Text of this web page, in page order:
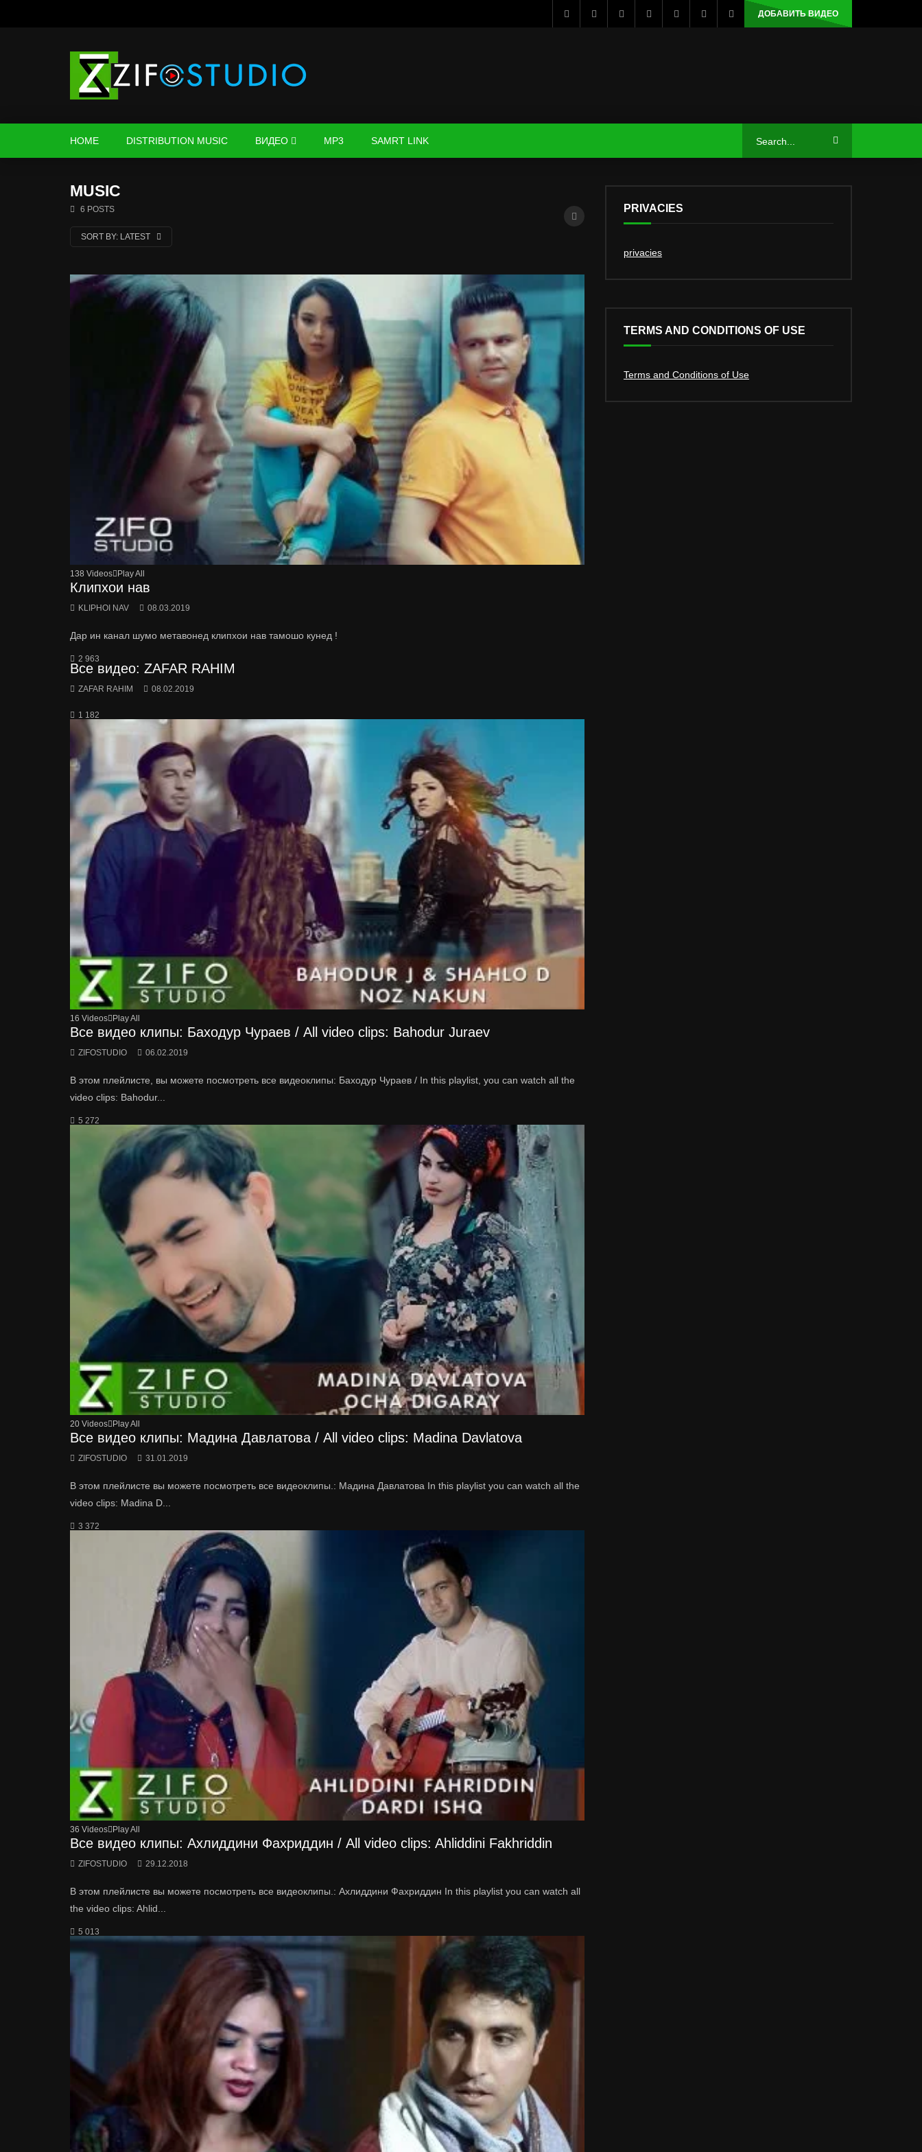
ДОБАВИТЬ ВИДЕО
HOME DISTRIBUTION MUSIC ВИДЕО MP3 SAMRT LINK
MUSIC
6 POSTS
SORT BY: LATEST
138 Videos Play All
Клипхои нав
KLIPHOI NAV 08.03.2019
Дар ин канал шумо метавонед клипхои нав тамошо кунед !
2 963
Все видео: ZAFAR RAHIM
ZAFAR RAHIM 08.02.2019
1 182
16 Videos Play All
Все видео клипы: Баходур Чураев / All video clips: Bahodur Juraev
ZIFOSTUDIO 06.02.2019
В этом плейлисте, вы можете посмотреть все видеоклипы: Баходур Чураев / In this playlist, you can watch all the
video clips: Bahodur...
5 272
20 Videos Play All
Все видео клипы: Мадина Давлатова / All video clips: Madina Davlatova
ZIFOSTUDIO 31.01.2019
В этом плейлисте вы можете посмотреть все видеоклипы.: Мадина Давлатова In this playlist you can watch all the
video clips: Madina D...
3 372
36 Videos Play All
Все видео клипы: Ахлиддини Фахриддин / All video clips: Ahliddini Fakhriddin
ZIFOSTUDIO 29.12.2018
В этом плейлисте вы можете посмотреть все видеоклипы.: Ахлиддини Фахриддин In this playlist you can watch all
the video clips: Ahlid...
5 013
PRIVACIES
privacies
TERMS AND CONDITIONS OF USE
Terms and Conditions of Use